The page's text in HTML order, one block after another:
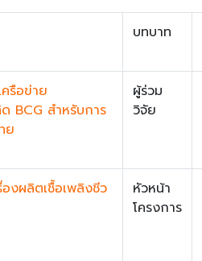
บทบาท
รือข่าย
BCG สำหรับการ
ย
ผู้ร่วม
วิจัย
งผลิตเชื้อเพลิงชีว
หัวหน้า
โครงการ